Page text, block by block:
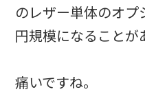
のレザー単体のオ
円規模になることが
痛いですね。